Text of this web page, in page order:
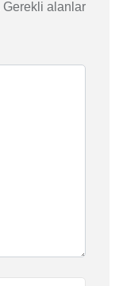
Gerekli alanlar